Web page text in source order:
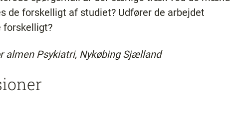
de forskelligt af studiet? Udfører de arbejdet
forskelligt?
almen Psykiatri, Nykøbing Sjælland